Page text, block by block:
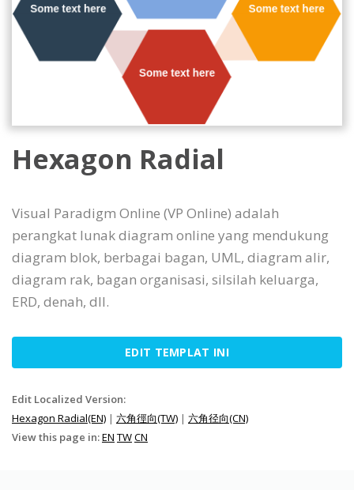
Hexagon Radial
Visual Paradigm Online (VP Online) adalah
perangkat lunak diagram online yang mendukung
diagram blok, berbagai bagan, UML, diagram alir,
diagram rak, bagan organisasi, silsilah keluarga,
ERD, denah, dll.
EDIT TEMPLAT INI
Edit Localized Version:
Hexagon Radial(EN) | 六角徑向(TW) | 六角径向(CN)
View this page in:EN TWCN